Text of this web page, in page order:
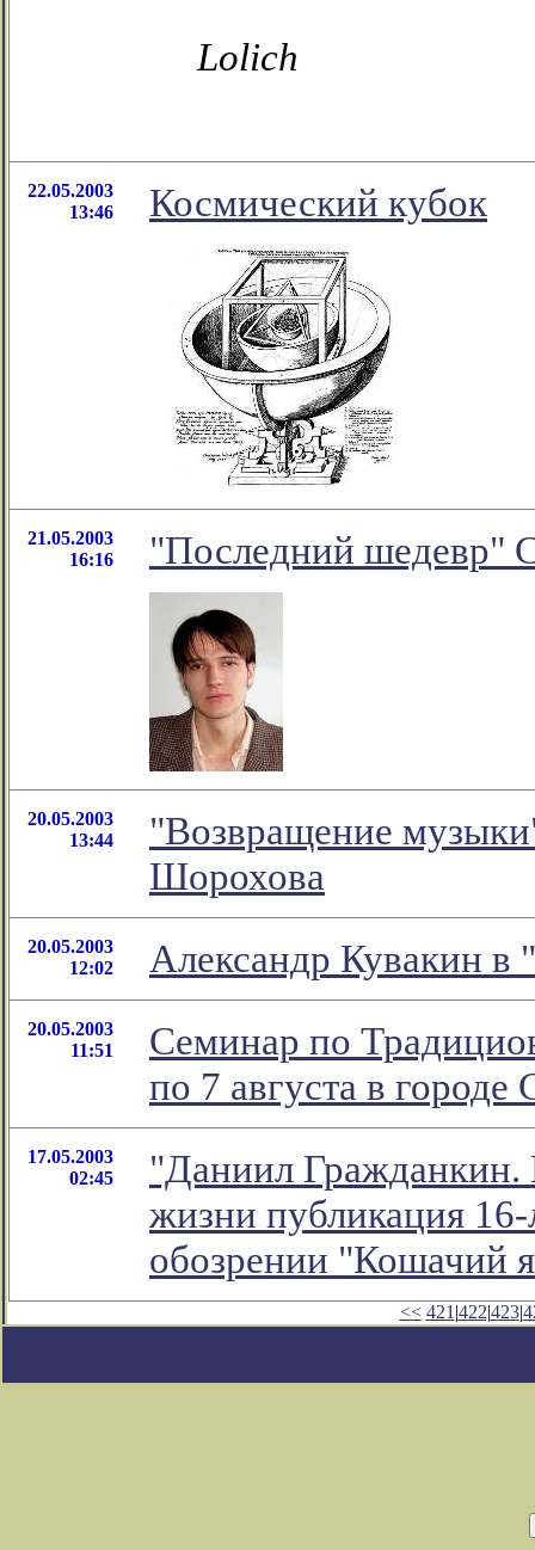
Lolich
22.05.2003
13:46
Космический кубок
21.05.2003
16:16
"Последний шедевр"
20.05.2003
13:44
"Возвращение
Шорохова
20.05.2003
12:02
Александр Кувакин в
20.05.2003
11:51
Семинар по
по 7 августа в
17.05.2003
02:45
"Даниил Гражданкин.
жизни публикация 16-
обозрении "Кошачий
<< 421 |422|423|